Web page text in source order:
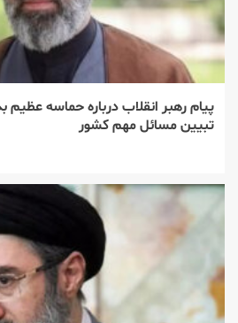
پیام رهبر انقلاب درباره حماسه عظیم
تبیین مسائل مهم کشور